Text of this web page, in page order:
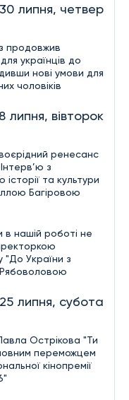
30 липня, четвер
продовжив
українців до
нові умови для
чоловіків
липня, вівторок
ренесанс
Інтерв’ю з
та культури
Багіровою
нашій роботі не
"До України з
25 липня, субота
Острікова "Ти
переможцем
кінопремії